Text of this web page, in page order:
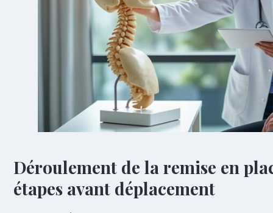
Déroulement de la remise en
étapes avant déplacement